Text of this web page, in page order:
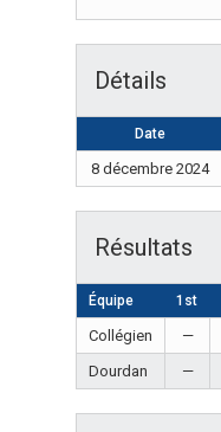
Détails
Date
8 décembre 2024
Résultats
Équipe 1st
Collégien —
Dourdan
—